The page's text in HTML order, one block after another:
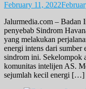
February 11, 2022
Jalurmedia.com – Badan
penyebab Sindrom
yang melakukan
energi intens dari sumber
sindrom ini. Sekelompok
komunitas intelijen AS.
sejumlah kecil energi […]